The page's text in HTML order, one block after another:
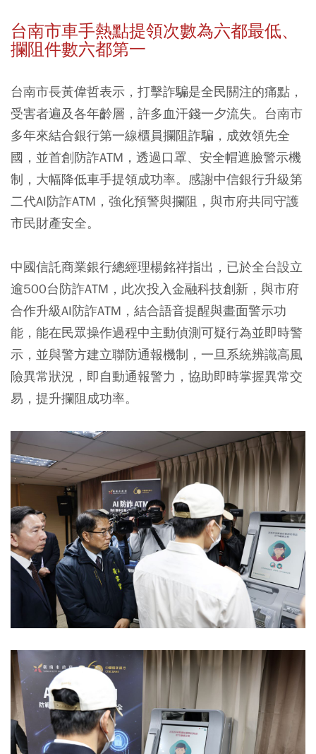
台南市車手熱點提領次數為六都最低、
攔阻件數六都第一
台南市長黃偉哲表示，打擊詐騙是全民關注的痛點，
受害者遍及各年齡層，許多血汗錢一夕流失。台南市
多年來結合銀行第一線櫃員攔阻詐騙，成效領先全
國，並首創防詐ATM，透過口罩、安全帽遮臉警示機
制，大幅降低車手提領成功率。感謝中信銀行升級第
二代AI防詐ATM，強化預警與攔阻，與市府共同守護
市民財產安全。
中國信託商業銀行總經理楊銘祥指出，已於全台設立
逾500台防詐ATM，此次投入金融科技創新，與市府
合作升級AI防詐ATM，結合語音提醒與畫面警示功
能，能在民眾操作過程中主動偵測可疑行為並即時警
示，並與警方建立聯防通報機制，一旦系統辨識高風
險異常狀況，即自動通報警力，協助即時掌握異常交
易，提升攔阻成功率。